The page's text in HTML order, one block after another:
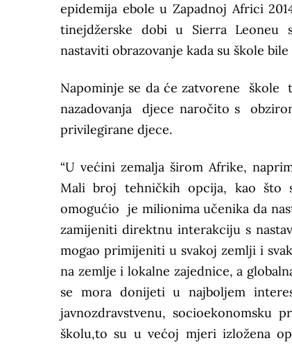
epidemija ebole u Zapadnoj Africi
tinejdžerske dobi u Sierra Leoneu
nastaviti obrazovanje kada su škole
Napominje se da će zatvorene
nazadovanja djece naročito s
privilegirane djece.
“U većini zemalja širom Afrike,
Mali broj tehničkih opcija, kao što
omogućio je milionima učenika da
zamijeniti direktnu interakciju s
mogao primijeniti u svakoj zemlji i
na zemlje i lokalne zajednice, a
se mora donijeti u najboljem
javnozdravstvenu,
školu,to su u većoj mjeri izložena